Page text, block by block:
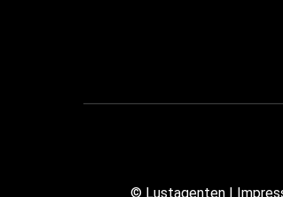
© Lustagenten |